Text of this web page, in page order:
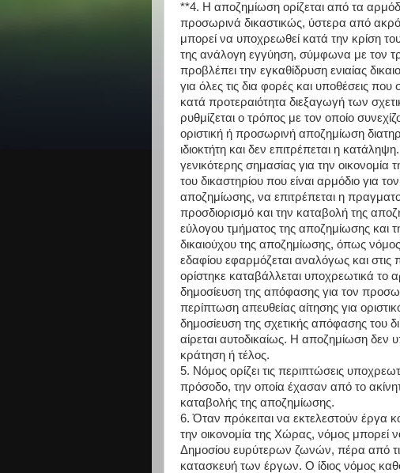
**4. Η αποζημίωση ορίζεται από τα
προσωρινά δικαστικώς, ύστερα από
μπορεί να υποχρεωθεί κατά την κρίση
της ανάλογη εγγύηση, σύμφωνα με τον
προβλέπει την εγκαθίδρυση ενιαίας
για όλες τις δια φορές και υποθέσεις
κατά προτεραιότητα διεξαγωγή των
ρυθμίζεται ο τρόπος με τον οποίο
οριστική ή προσωρινή αποζημίωση
ιδιοκτήτη και δεν επιτρέπεται η
γενικότερης σημασίας για την
του δικαστηρίου που είναι αρμόδιο για
αποζημίωσης, να επιτρέπεται η
προσδιορισμό και την καταβολή της
εύλογου τμήματος της αποζημίωσης και
δικαιούχου της αποζημίωσης, όπως
εδαφίου εφαρμόζεται αναλόγως και
ορίστηκε καταβάλλεται υποχρεωτικά το
δημοσίευση της απόφασης για τον
περίπτωση απευθείας αίτησης για
δημοσίευση της σχετικής απόφασης του
αίρεται αυτοδικαίως. Η αποζημίωση
κράτηση ή τέλος.
5. Νόμος ορίζει τις περιπτώσεις
πρόσοδο, την οποία έχασαν από το
καταβολής της αποζημίωσης.
6. Όταν πρόκειται να εκτελεστούν έργα
την οικονομία της Χώρας, νόμος μπορεί
Δημοσίου ευρύτερων ζωνών, πέρα από τις
κατασκευή των έργων. Ο ίδιος νόμος